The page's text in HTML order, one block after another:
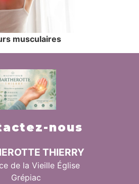
musculaires
nous
THIERRY
de la Vieille Église
Grépiac